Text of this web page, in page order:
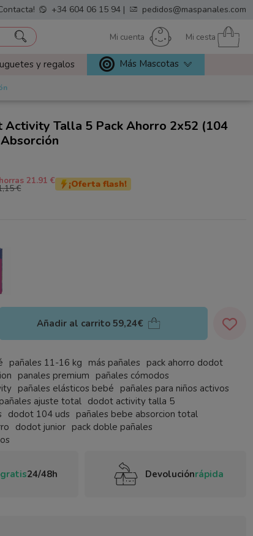
+34 604 06 15 94 | pedidos@maspanales.com
Mi cuenta Mi cesta
y regalos Más Mascotas
Activity Talla 5 Pack Ahorro 2x52 (104
21.91 €
€
¡Oferta flash!
Añadir al carrito 59,24€
pañales 11-16 kg más pañales pack ahorro dodot
panales premium pañales cómodos
pañales elásticos bebé pañales para niños activos
pañales ajuste total dodot activity talla 5
dodot 104 uds pañales bebe absorcion total
dodot junior pack doble pañales
gratis24/48h Devoluciónrápida